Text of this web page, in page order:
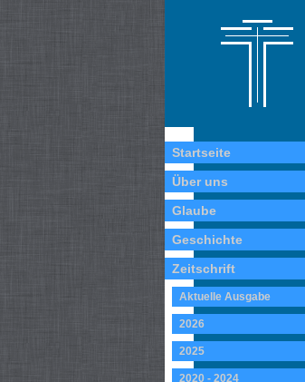
Startseite
Über uns
Glaube
Geschichte
Zeitschrift
Aktuelle Ausgabe
2026
2025
2020 - 2024